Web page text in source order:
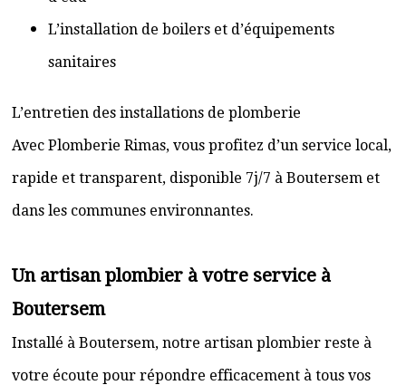
L’installation de boilers et d’équipements
sanitaires
L’entretien des installations de plomberie
Avec Plomberie Rimas, vous profitez d’un service local,
rapide et transparent, disponible 7j/7 à Boutersem et
dans les communes environnantes.
Un artisan plombier à votre service à
Boutersem
Installé à Boutersem, notre artisan plombier reste à
votre écoute pour répondre efficacement à tous vos